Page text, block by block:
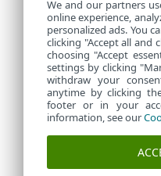
We and our partners
online experience,
personalized ads. You
clicking "Accept all and
choosing "Accept
settings by clicking
withdraw your
anytime by clicking
footer or in your
information, see our